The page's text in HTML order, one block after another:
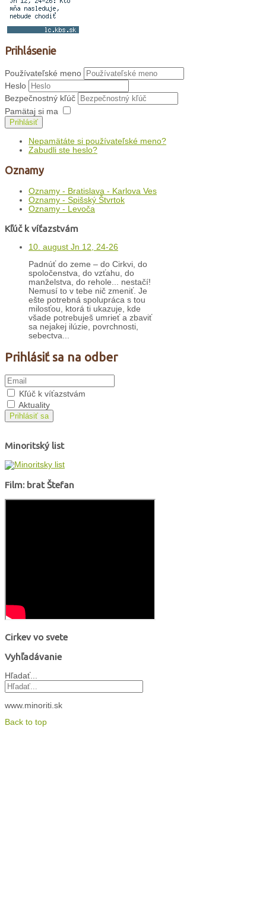
Prihlásenie
Používateľské meno
Heslo
Bezpečnostný kľúč
Pamätaj si ma
Prihlásiť
Nepamätáte si používateľské meno?
Zabudli ste heslo?
Oznamy
Oznamy - Bratislava - Karlova Ves
Oznamy - Spišský Štvrtok
Oznamy - Levoča
Kľúč k víťazstvám
10. august Jn 12, 24-26
Padnúť do zeme – do Cirkvi, do
spoločenstva, do vzťahu, do
manželstva, do rehole... nestačí!
Nemusí to v tebe nič zmeniť. Je
ešte potrebná spolupráca s tou
milosťou, ktorá ti ukazuje, kde
všade potrebuješ umrieť a zbaviť
sa nejakej ilúzie, povrchnosti,
sebectva...
Prihlásiť sa na odber
Kľúč k víťazstvám
Aktuality
Prihlásiť sa
Minoritský list
Film: brat Štefan
Cirkev vo svete
Vyhľadávanie
Hľadať...
www.minoriti.sk
Back to top